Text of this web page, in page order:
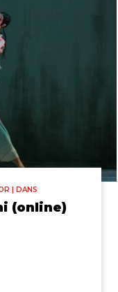
| DANS
(online)